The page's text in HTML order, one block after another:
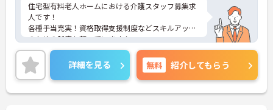
住宅型有料老人ホームにおける介護スタッフ募集求
人です！
各種手当充実！資格取得支援制度などスキルアップ
のための制度も整っています！
ご興味ある方には、面接のポイントなど、さらに詳
細をお話致しますのでお気軽にご相談ください。
詳細を見る 無料 紹介してもらう